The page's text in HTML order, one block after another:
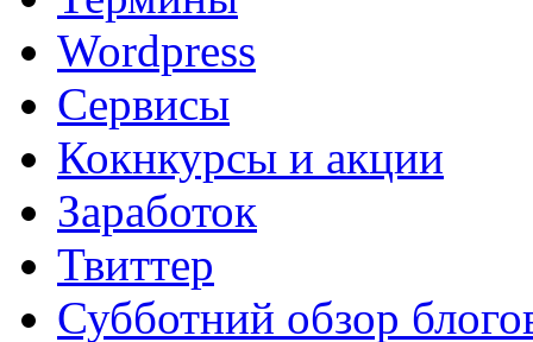
Wordpress
Сервисы
Кокнкурсы и акции
Заработок
Твиттер
Субботний обзор